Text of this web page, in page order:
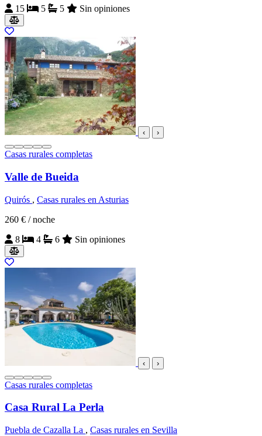
15
5 5 Sin opiniones
‹ ›
Casas rurales completas
Valle de Bueida
Quirós , Casas rurales en Asturias
260 € / noche
8
4 6 Sin opiniones
‹ ›
Casas rurales completas
Casa Rural La Perla
Puebla de Cazalla La , Casas rurales en Sevilla